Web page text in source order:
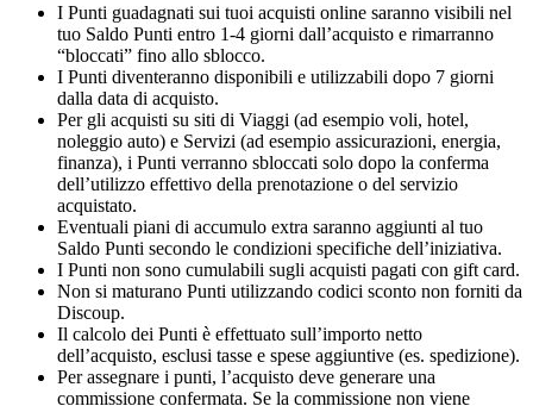
I Punti guadagnati sui tuoi acquisti online saranno visibili nel
tuo Saldo Punti entro 1-4 giorni dall’acquisto e rimarranno
“bloccati” fino allo sblocco.
I Punti diventeranno disponibili e utilizzabili dopo 7 giorni
dalla data di acquisto.
Per gli acquisti su siti di Viaggi (ad esempio voli, hotel,
noleggio auto) e Servizi (ad esempio assicurazioni, energia,
finanza), i Punti verranno sbloccati solo dopo la conferma
dell’utilizzo effettivo della prenotazione o del servizio
acquistato.
Eventuali piani di accumulo extra saranno aggiunti al tuo
Saldo Punti secondo le condizioni specifiche dell’iniziativa.
I Punti non sono cumulabili sugli acquisti pagati con gift card.
Non si maturano Punti utilizzando codici sconto non forniti da
Discoup.
Il calcolo dei Punti è effettuato sull’importo netto
dell’acquisto, esclusi tasse e spese aggiuntive (es. spedizione).
Per assegnare i punti, l’acquisto deve generare una
commissione confermata. Se la commissione non viene